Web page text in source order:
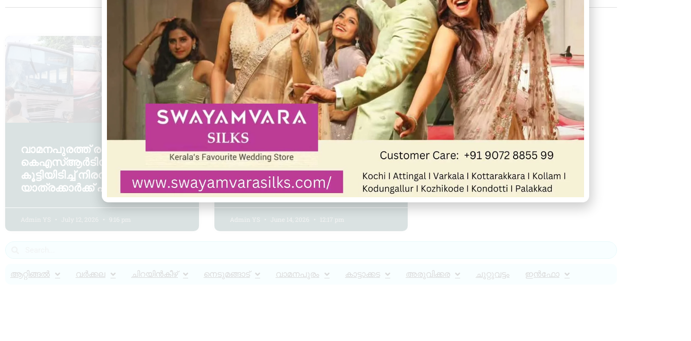
വാമനപുരം
വാമനപുരത്ത് രണ്ട്
കെഎസ്ആർടിസി ബസുകൾ
കൂട്ടിയിടിച്ച് നിരവധി
യാത്രക്കാർക്ക് പരിക്ക്
Admin YS July 12, 2026 9:16 pm
ചുറ്റുവട്ടം
പ്രിയദർശിനി സൗജന്യ
യാത്രാ പദ്ധതി നാളെ മുതൽ;
നിർദേശങ്ങൾ ഇങ്ങനെ
Admin YS June 14, 2026 12:17 pm
ആറ്റിങ്ങൽ വർക്കല ചിറയിൻകീഴ് നെടുമങ്ങാട് വാമനപുരം കാട്ടാക്കട അരുവിക്കര ചുറ്റുവട്ടം ഇൻഫോ